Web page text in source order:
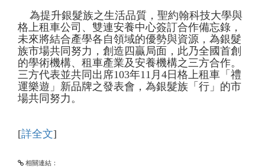
為提升銀髮族之生活品質，聖約翰科技大學與
格上租車公司、雙連安養中心簽訂合作備忘錄，
未來將結合產學各自領域的優勢與資源，為銀髮
族市場共同努力，創造四贏局面，此乃全國首創
的學術機構、租車產業及安養機構之三方合作。
三方代表並共同出席103年11月4日格上租車「禮
運樂遊」新品牌之發表會，為銀髮族「行」的市
場共同努力。
[詳全文]
相關連結：